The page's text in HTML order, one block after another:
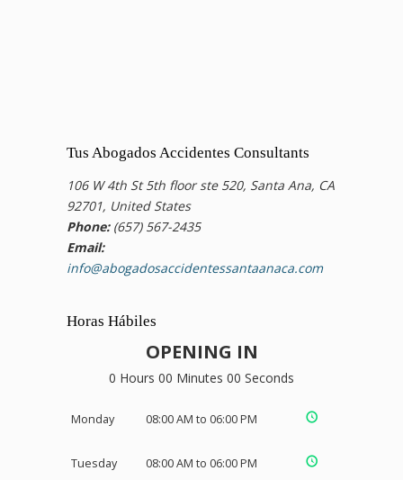
Tus Abogados Accidentes Consultants
106 W 4th St 5th floor ste 520, Santa Ana, CA
92701, United States
Phone:(657) 567-2435
Email:
info@abogadosaccidentessantaanaca.com
Horas Hábiles
OPENING IN
0 Hours 00 Minutes 00 Seconds
Monday 08:00 AM to 06:00 PM
Tuesday 08:00 AM to 06:00 PM